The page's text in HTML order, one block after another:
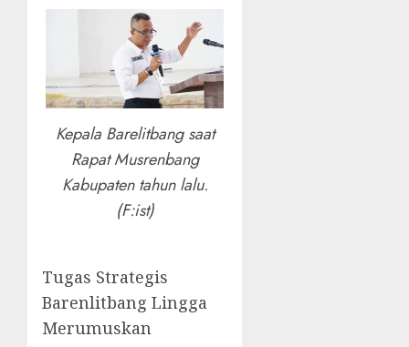
Kepala Barelitbang saat
Rapat Musrenbang
Kabupaten tahun lalu.
(F:ist)
Tugas Strategis
Barenlitbang Lingga
Merumuskan